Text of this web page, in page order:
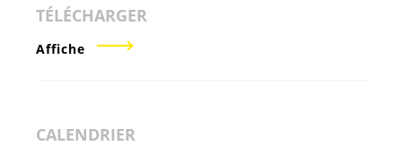
TÉLÉCHARGER
Affiche
CALENDRIER